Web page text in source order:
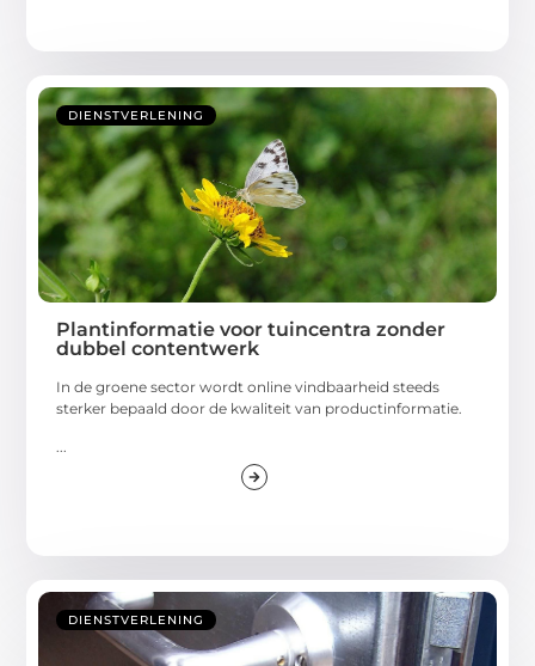
DIENSTVERLENING
Plantinformatie voor tuincentra zonder
dubbel contentwerk
In de groene sector wordt online vindbaarheid steeds
sterker bepaald door de kwaliteit van productinformatie.
DIENSTVERLENING